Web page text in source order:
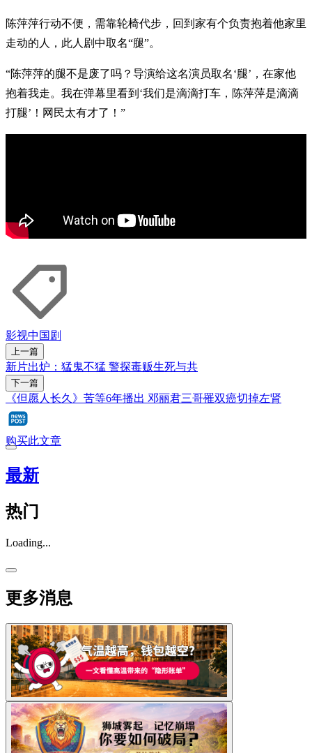
陈萍萍行动不便，需靠轮椅代步，回到家有个负责抱着他家里
走动的人，此人剧中取名“腿”。
“陈萍萍的腿不是废了吗？导演给这名演员取名‘腿’，在家他
抱着我走。我在弹幕里看到‘我们是滴滴打车，陈萍萍是滴滴
打腿’！网民太有才了！”
影视中国剧
上一篇
新片出炉：猛鬼不猛 警探毒贩生死与共
下一篇
《但愿人长久》苦等6年播出 邓丽君三哥罹双癌切掉左肾
购买此文章
最新
热门
Loading...
更多消息